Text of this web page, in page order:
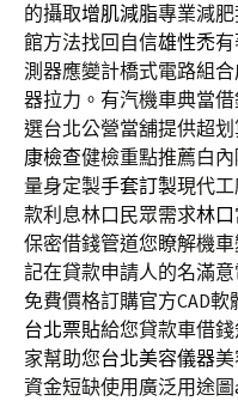
的攝取增肌減脂專業減
館方法找回自信雄性禿
測器應變計橋式電路組
器拉力。有汽機車典當
選台北公營當舖提供超
康檢查健檢重點推薦白
量身定製手套訂製現代
款利息林口民眾需求林
保密借錢管道您瞭解機
記在貸款申請人的名滿
免費價格訂購官方CAD
台北票貼給您貸款車借
家幫助您台北美容儀器
資金短缺使用廣泛用途圖